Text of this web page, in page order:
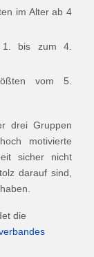
im Alter ab 4
bis zum 4.
vom 5.
drei Gruppen
motivierte
sicher nicht
darauf sind,
die